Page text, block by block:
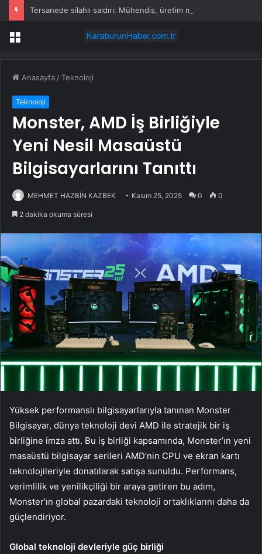
Menü
Anasayfa /Teknoloji
Teknoloji
Monster, AMD İş Birliğiyle
Yeni Nesil Masaüstü
Bilgisayarlarını Tanıttı
MEHMET HAZBİN KAZBEK Kasım 25, 2025 0 0
2 dakika okuma süresi
Yüksek performanslı bilgisayarlarıyla tanınan Monster
Bilgisayar, dünya teknoloji devi AMD ile stratejik bir iş
birliğine imza attı. Bu iş birliği kapsamında, Monster’ın yeni
masaüstü bilgisayar serileri AMD’nin CPU ve ekran kartı
teknolojileriyle donatılarak satışa sunuldu. Performans,
verimlilik ve yenilikçiliği bir araya getiren bu adım,
Monster’ın global pazardaki teknoloji ortaklıklarını daha da
güçlendiriyor.
Global teknoloji devleriyle güç birliği